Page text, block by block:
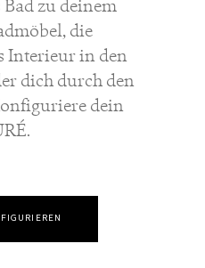
zu deinem
die
Interieur in den
dich durch den
dein